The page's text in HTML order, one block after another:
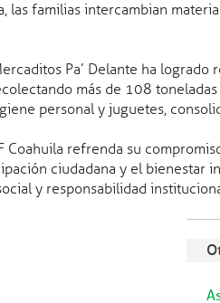
Efemérides
las familias intercambian
Pa’ Delante ha
más de 108
personal y juguetes,
Coahuila refrenda su
ciudadana y el bienestar
y responsabilidad